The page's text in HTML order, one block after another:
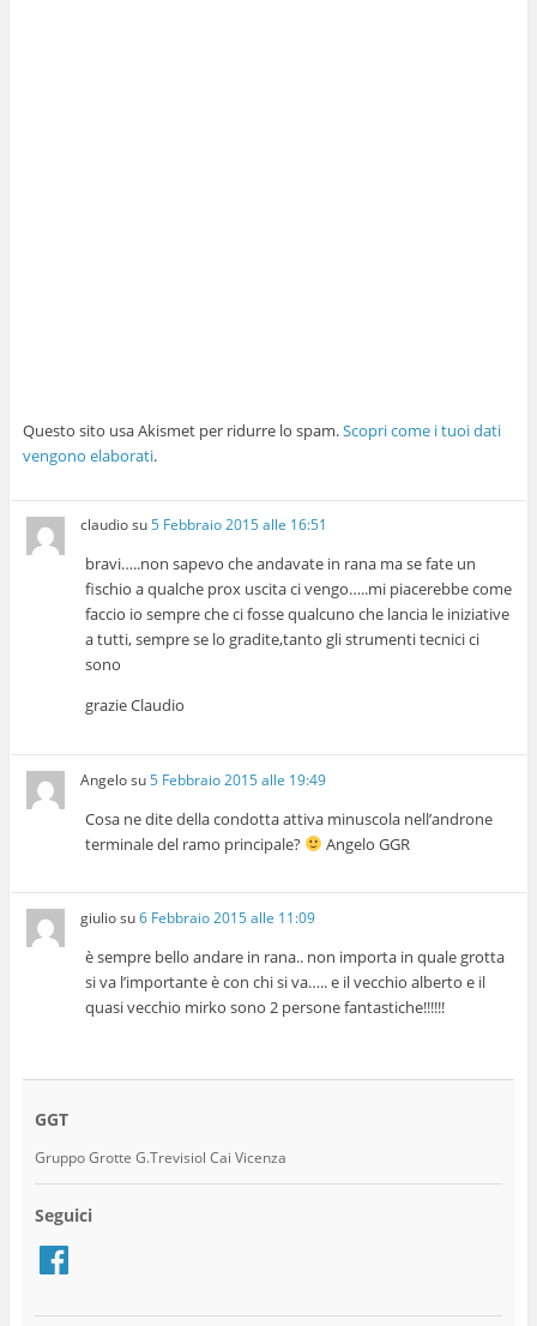
Questo sito usa Akismet per ridurre lo spam.Scopri come i tuoi dati
vengono elaborati.
claudiosu5 Febbraio 2015 alle 16:51
bravi…..non sapevo che andavate in rana ma se fate un
fischio a qualche prox uscita ci vengo…..mi piacerebbe come
faccio io sempre che ci fosse qualcuno che lancia le iniziative
a tutti, sempre se lo gradite,tanto gli strumenti tecnici ci
sono
grazie Claudio
Angelosu5 Febbraio 2015 alle 19:49
Cosa ne dite della condotta attiva minuscola nell’androne
terminale del ramo principale?
Angelo GGR
giuliosu6 Febbraio 2015 alle 11:09
è sempre bello andare in rana.. non importa in quale grotta
si va l’importante è con chi si va….. e il vecchio alberto e il
quasi vecchio mirko sono 2 persone fantastiche!!!!!!
GGT
Gruppo Grotte G.Trevisiol Cai Vicenza
Seguici
Facebook